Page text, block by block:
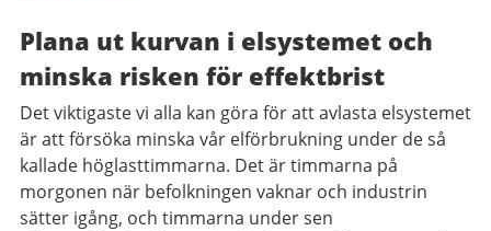
Plana ut kurvan i elsystemet och
minska risken för effektbrist
Det viktigaste vi alla kan göra för att avlasta elsystemet
är att försöka minska vår elförbrukning under de så
kallade höglasttimmarna. Det är timmarna på
morgonen när befolkningen vaknar och industrin
sätter igång, och timmarna under sen